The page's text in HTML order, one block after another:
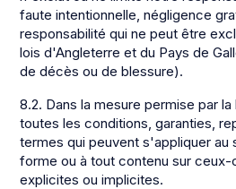
faute intentionnelle, négligence
responsabilité qui ne peut être
lois d'Angleterre et du Pays de
de décès ou de blessure).
8.2. Dans la mesure permise par
toutes les conditions, garanties,
termes qui peuvent s'appliquer au
forme ou à tout contenu sur
explicites ou implicites.